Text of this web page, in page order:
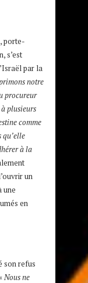
porte-
s’est
par la
notre
procureur
plusieurs
comme
qu’elle
à la
un
une
en
son refus
Nous ne